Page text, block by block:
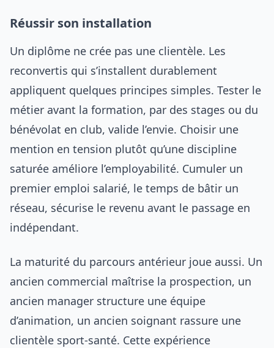
Réussir son installation
Un diplôme ne crée pas une clientèle. Les
reconvertis qui s’installent durablement
appliquent quelques principes simples. Tester le
métier avant la formation, par des stages ou du
bénévolat en club, valide l’envie. Choisir une
mention en tension plutôt qu’une discipline
saturée améliore l’employabilité. Cumuler un
premier emploi salarié, le temps de bâtir un
réseau, sécurise le revenu avant le passage en
indépendant.
La maturité du parcours antérieur joue aussi. Un
ancien commercial maîtrise la prospection, un
ancien manager structure une équipe
d’animation, un ancien soignant rassure une
clientèle sport-santé. Cette expérience